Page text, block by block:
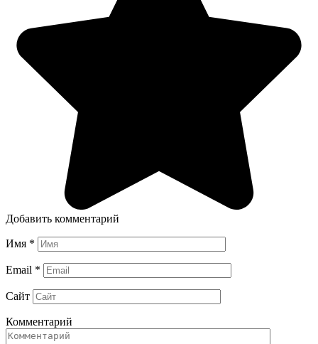
Добавить комментарий
Имя *
Email *
Сайт
Комментарий